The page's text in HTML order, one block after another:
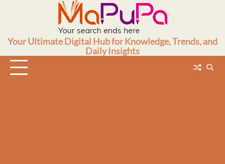
Your Ultimate Digital Hub for Knowledge, Trends, and
Daily Insights